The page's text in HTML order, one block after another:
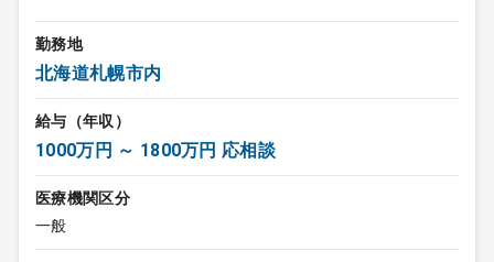
勤務地
北海道札幌市内
給与（年収）
1000万円 ～ 1800万円 応相談
医療機関区分
一般